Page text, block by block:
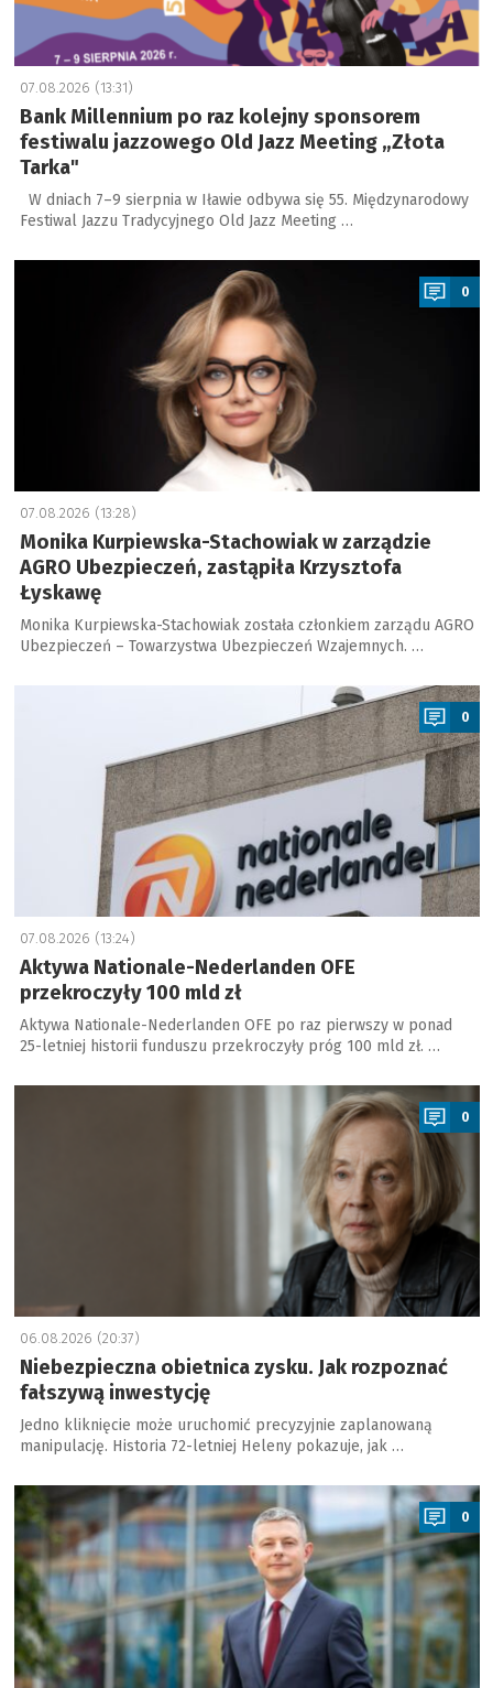
07.08.2026 (13:31)
Bank Millennium po raz kolejny sponsorem
festiwalu jazzowego Old Jazz Meeting „Złota
Tarka"
W dniach 7–9 sierpnia w Iławie odbywa się 55. Międzynarodowy
Festiwal Jazzu Tradycyjnego Old Jazz Meeting …
a
0
07.08.2026 (13:28)
Monika Kurpiewska-Stachowiak w zarządzie
AGRO Ubezpieczeń, zastąpiła Krzysztofa
Łyskawę
Monika Kurpiewska-Stachowiak została członkiem zarządu AGRO
Ubezpieczeń – Towarzystwa Ubezpieczeń Wzajemnych. …
0
07.08.2026 (13:24)
Aktywa Nationale-Nederlanden OFE
przekroczyły 100 mld zł
Aktywa Nationale-Nederlanden OFE po raz pierwszy w ponad
25-letniej historii funduszu przekroczyły próg 100 mld zł. …
a
0
06.08.2026 (20:37)
Niebezpieczna obietnica zysku. Jak rozpoznać
fałszywą inwestycję
Jedno kliknięcie może uruchomić precyzyjnie zaplanowaną
manipulację. Historia 72-letniej Heleny pokazuje, jak …
a
0